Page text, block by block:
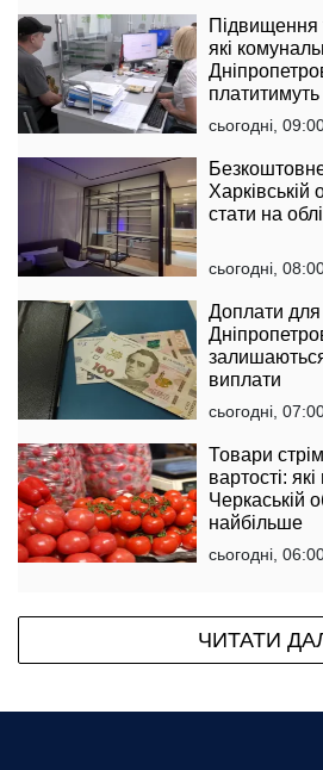
Підвищення
які
сьогодні,
Харківській
стати на
сьогодні,
Доплати для
виплати
сьогодні,
Товари
вартості:
Черкаській
найбільше
сьогодні,
ЧИТАТИ